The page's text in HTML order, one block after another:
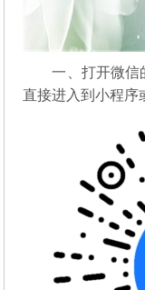
一、打开微信
直接进入到小程序